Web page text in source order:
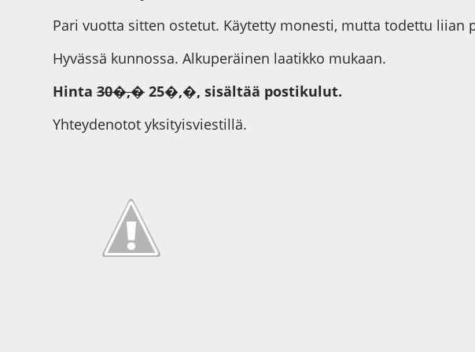
Pari vuotta sitten ostetut. Käytetty monesti, mutta todettu
Hyvässä kunnossa. Alkuperäinen laatikko mukaan.
Hinta30�,�25�,�, sisältää postikulut.
Yhteydenotot yksityisviestillä.